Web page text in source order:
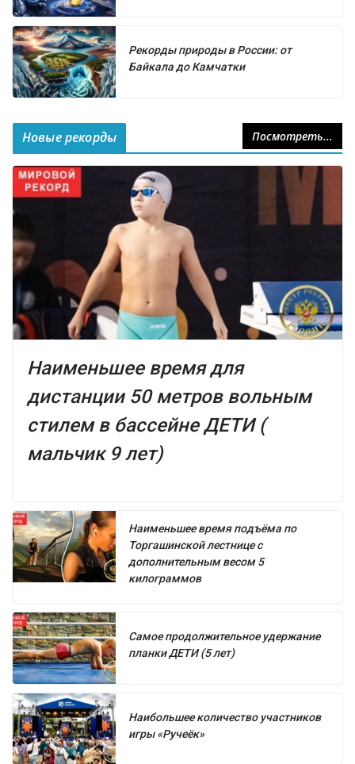
Рекорды природы в России: от
Байкала до Камчатки
Новые рекорды Посмотреть...
Наименьшее время для
дистанции 50 метров вольным
стилем в бассейне ДЕТИ (
мальчик 9 лет)
Наименьшее время подъёма по
Торгашинской лестнице с
дополнительным весом 5
килограммов
Самое продолжительное удержание
планки ДЕТИ (5 лет)
Наибольшее количество участников
игры «Ручеёк»